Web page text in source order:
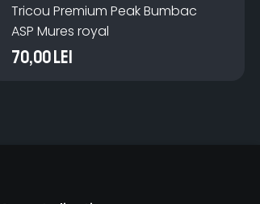
Tricou Premium Peak Bumbac
ASP Mures royal
70,00 Lei